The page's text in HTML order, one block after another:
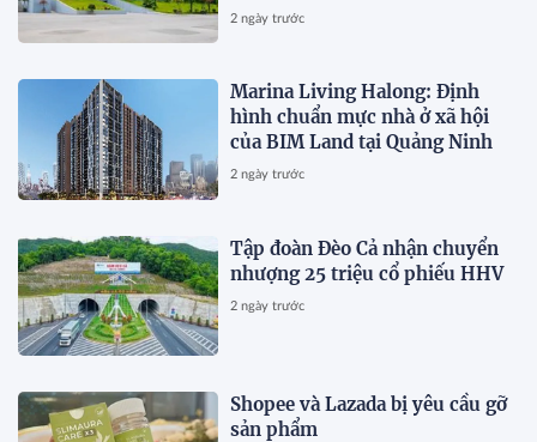
2 ngày trước
Marina Living Halong: Định
hình chuẩn mực nhà ở xã hội
của BIM Land tại Quảng Ninh
2 ngày trước
Tập đoàn Đèo Cả nhận chuyển
nhượng 25 triệu cổ phiếu HHV
2 ngày trước
Shopee và Lazada bị yêu cầu gỡ
sản phẩm